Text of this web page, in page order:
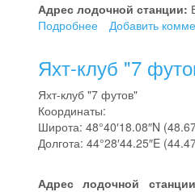
Адрес лодочной станции:
Подробнее
"Парус"
Добавить
Яхт-клуб "7
Яхт-клуб "7 футов"
Координаты:
Широта: 48°40′18.08″N
Долгота: 44°28′44.25″E
Адрес лодочной